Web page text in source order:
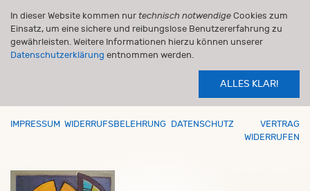
In dieser Website kommen nur technisch notwendige Cookies zum
Einsatz, um eine sichere und reibungslose Benutzererfahrung zu
gewährleisten. Weitere Informationen hierzu können unserer
Datenschutzerklärung entnommen werden.
ALLES KLAR!
IMPRESSUM WIDERRUFSBELEHRUNG DATENSCHUTZ
VERTRAG
WIDERRUFEN